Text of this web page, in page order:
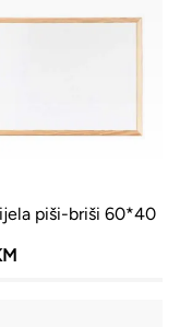
piši-briši 60*40